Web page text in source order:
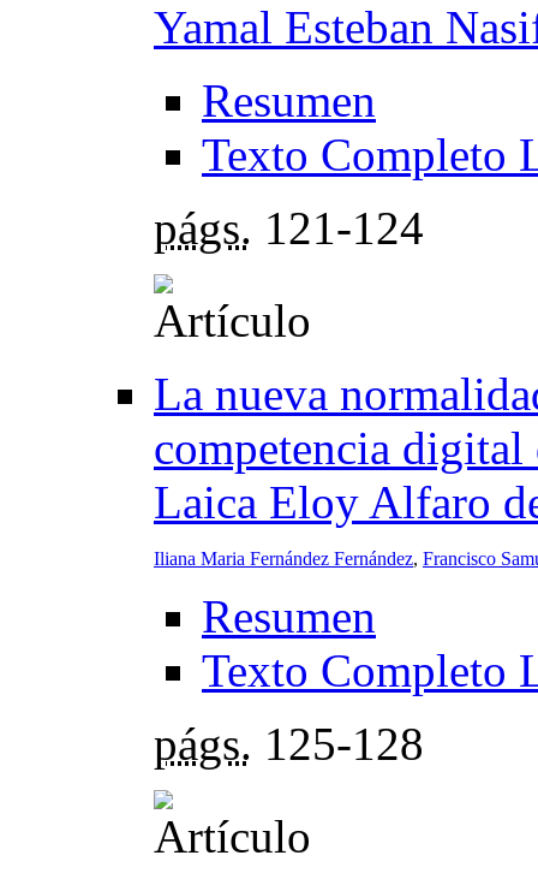
Yamal Esteban
Resumen
Texto Completo
págs. 121-124
La nueva
competencia
Laica Eloy Alfaro
Iliana Maria Fernández Fernández, Francisco
Resumen
Texto Completo
págs. 125-128